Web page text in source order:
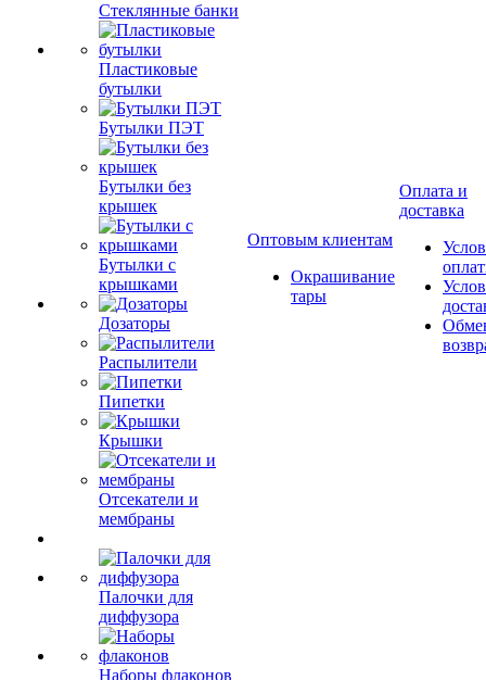
Стеклянные банки
Пластиковые
бутылки
Бутылки ПЭТ
Бутылки без
крышек
Бутылки с
крышками
Дозаторы
Распылители
Пипетки
Крышки
Отсекатели и
мембраны
Палочки для
диффузора
Наборы флаконов
Оптовым клиентам
Окрашивание
тары
Оплата и
доставка